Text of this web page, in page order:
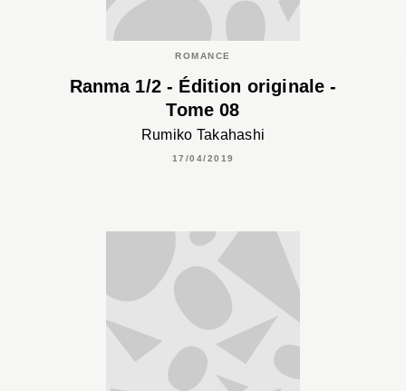
ROMANCE
Ranma 1/2 - Édition originale -
Tome 08
Rumiko Takahashi
17/04/2019